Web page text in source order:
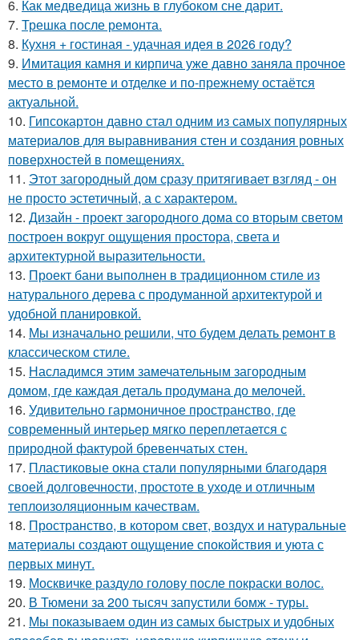
6. Как медведица жизнь в глубоком сне дарит.
7. Трешка после ремонта.
8. Кухня + гостиная - удачная идея в 2026 году?
9. Имитация камня и кирпича уже давно заняла прочное
место в ремонте и отделке и по-прежнему остаётся
актуальной.
10. Гипсокартон давно стал одним из самых популярных
материалов для выравнивания стен и создания ровных
поверхностей в помещениях.
11. Этот загородный дом сразу притягивает взгляд - он
не просто эстетичный, а с характером.
12. Дизайн - проект загородного дома со вторым светом
построен вокруг ощущения простора, света и
архитектурной выразительности.
13. Проект бани выполнен в традиционном стиле из
натурального дерева с продуманной архитектурой и
удобной планировкой.
14. Мы изначально решили, что будем делать ремонт в
классическом стиле.
15. Насладимся этим замечательным загородным
домом, где каждая деталь продумана до мелочей.
16. Удивительно гармоничное пространство, где
современный интерьер мягко переплетается с
природной фактурой бревенчатых стен.
17. Пластиковые окна стали популярными благодаря
своей долговечности, простоте в уходе и отличным
теплоизоляционным качествам.
18. Пространство, в котором свет, воздух и натуральные
материалы создают ощущение спокойствия и уюта с
первых минут.
19. Москвичке раздуло голову после покраски волос.
20. В Тюмени за 200 тысяч запустили бомж - туры.
21. Мы показываем один из самых быстрых и удобных